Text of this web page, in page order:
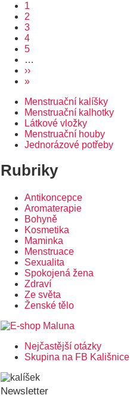
Pagination
Aktuální
stránka
1
Page
2
Page
3
Page
4
Page
5
…
Následující
stránka
››
Poslední
»
Rozcestník
Menstruační kalíšky
Menstruační kalhotky
Látkové vložky
Menstruační houby
Jednorázové potřeby
Rubriky
Antikoncepce
Aromaterapie
Bohyně
Kosmetika
Maminka
Menstruace
Sexualita
Spokojená žena
Zdraví
Ze světa
Ženské tělo
Postranní
menu
Nejčastější otázky
Skupina na FB Kališnice
Newsletter